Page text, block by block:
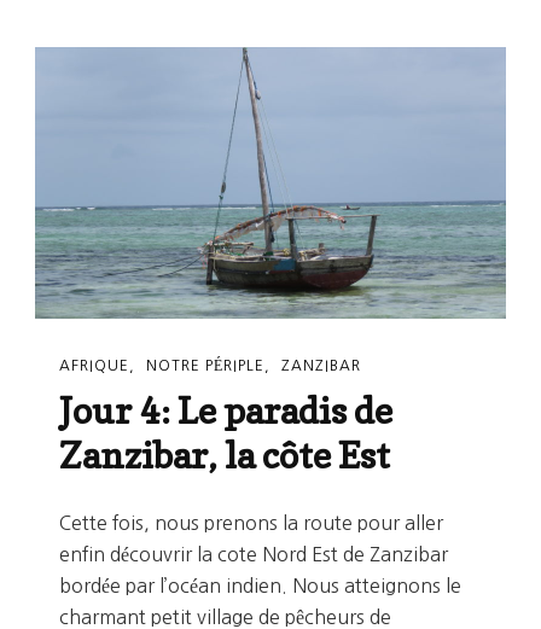
Tortues!
AFRIQUE NOTRE PÉRIPLE ZANZIBAR
Jour 4: Le paradis de
Zanzibar, la côte Est
Cette fois, nous prenons la route pour aller
enfin découvrir la cote Nord Est de Zanzibar
bordée par l’océan indien. Nous atteignons le
charmant petit village de pêcheurs de